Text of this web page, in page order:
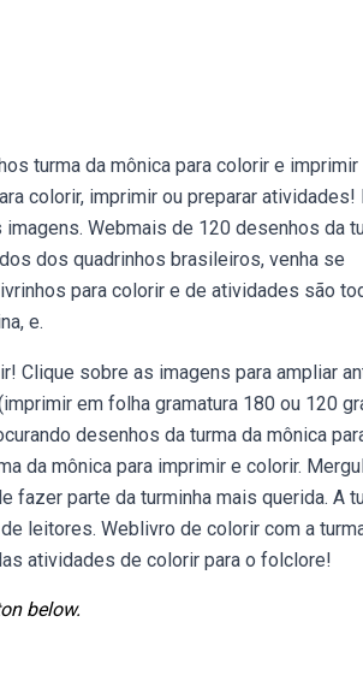
turma da mônica para colorir e imprimir
colorir, imprimir ou preparar atividades!
Webmais de 120 desenhos da
dos quadrinhos brasileiros, venha se
para colorir e de atividades são
e.
Clique sobre as imagens para ampliar
em folha gramatura 180 ou 120
desenhos da turma da mônica
da mônica para imprimir e colorir.
fazer parte da turminha mais querida. A
leitores. Weblivro de colorir com a
atividades de colorir para o folclore!
below.